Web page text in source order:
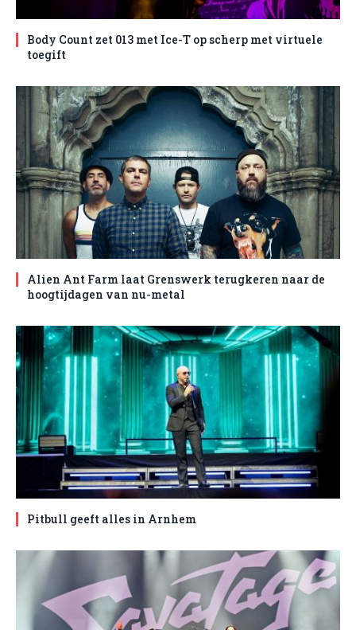
Body Count zet 013 met Ice-T op scherp met virtuele
toegift
Alien Ant Farm laat Grenswerk terugkeren naar de
hoogtijdagen van nu-metal
Pitbull geeft alles in Arnhem